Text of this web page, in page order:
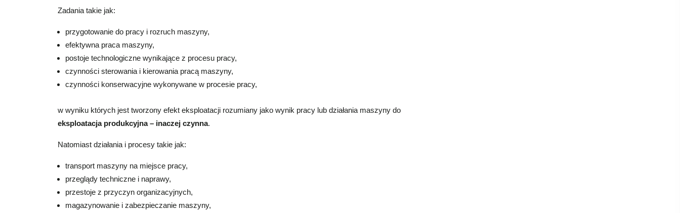
Zadania takie jak:
przygotowanie do pracy i rozruch maszyny,
efektywna praca maszyny,
postoje technologiczne wynikające z procesu pracy,
czynności sterowania i kierowania pracą maszyny,
czynności konserwacyjne wykonywane w procesie pracy,
w wyniku których jest tworzony efekt eksploatacji rozumiany jako wynik pracy lub działania maszyny do
eksploatacja produkcyjna – inaczej czynna.
Natomiast działania i procesy takie jak:
transport maszyny na miejsce pracy,
przeglądy techniczne i naprawy,
przestoje z przyczyn organizacyjnych,
magazynowanie i zabezpieczanie maszyny,